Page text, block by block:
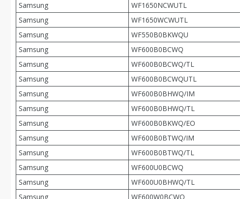
Samsung
WF1650NCWUTL
Samsung
WF1650WCWUTL
Samsung
WF550B0BKWQU
Samsung
WF600B0BCWQ
Samsung
WF600B0BCWQ/TL
Samsung
WF600B0BCWQUTL
Samsung
WF600B0BHWQ/IM
Samsung
WF600B0BHWQ/TL
Samsung
WF600B0BKWQ/EO
Samsung
WF600B0BTWQ/IM
Samsung
WF600B0BTWQ/TL
Samsung
WF600U0BCWQ
Samsung
WF600U0BHWQ/TL
Samsung
WF600W0BCWQ